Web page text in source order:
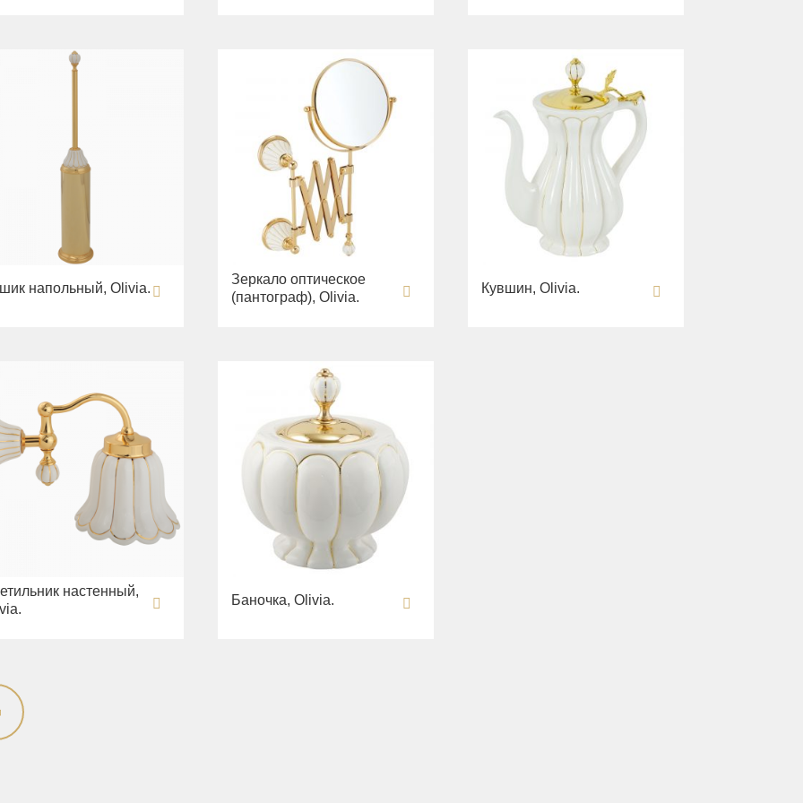
напольный, Olivia.
Зеркало оптическое
(пантограф), Olivia.
Кувшин, Olivia.
настенный,
Баночка, Olivia.